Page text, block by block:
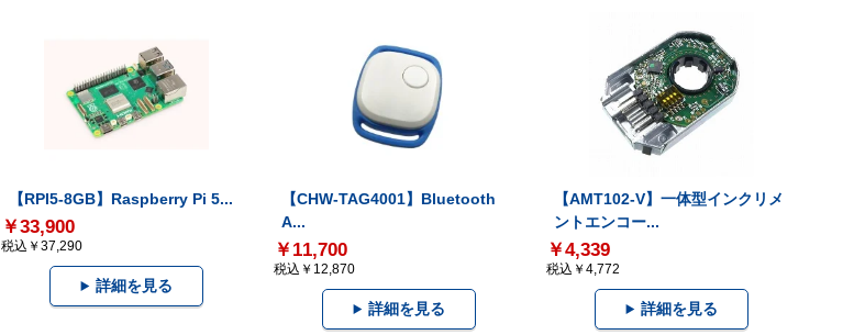
【RPI5-8GB】Raspberry Pi 5...
￥33,900
税込￥37,290
詳細を見る
【CHW-TAG4001】Bluetooth
A...
￥11,700
税込￥12,870
詳細を見る
【AMT102-V】一体型インクリメ
ントエンコー...
￥4,339
税込￥4,772
詳細を見る